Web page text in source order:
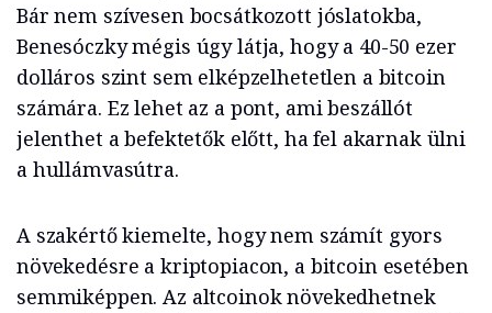
Bár nem szívesen bocsátkozott jóslatokba,
Benesóczky mégis úgy látja, hogy a 40-50 ezer
dolláros szint sem elképzelhetetlen a bitcoin
számára. Ez lehet az a pont, ami beszállót
jelenthet a befektetők előtt, ha fel akarnak ülni
a hullámvasútra.
A szakértő kiemelte, hogy nem számít gyors
növekedésre a kriptopiacon, a bitcoin esetében
semmiképpen. Az altcoinok növekedhetnek